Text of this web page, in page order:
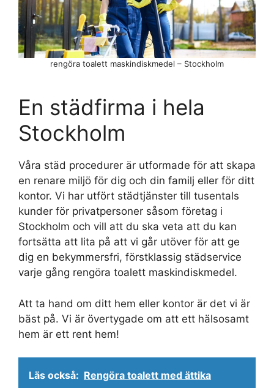
En städfirma i hela
Stockholm
Våra städ procedurer är utformade för att skapa
en renare miljö för dig och din familj eller för ditt
kontor. Vi har utfört städtjänster till tusentals
kunder för privatpersoner såsom företag i
Stockholm och vill att du ska veta att du kan
fortsätta att lita på att vi går utöver för att ge
dig en bekymmersfri, förstklassig städservice
varje gång rengöra toalett maskindiskmedel.
Att ta hand om ditt hem eller kontor är det vi är
bäst på. Vi är övertygade om att ett hälsosamt
hem är ett rent hem!
Läs också: Rengöra toalett med ättika
rengöra toalett maskindiskmedel – Stockholm